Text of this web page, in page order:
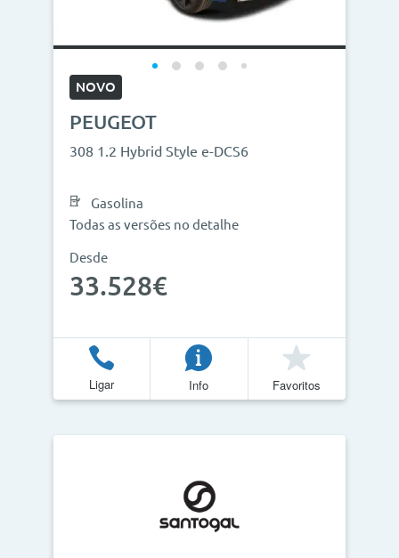
Campanha
NOVO
PEUGEOT
308 1.2 Hybrid Style e-DCS6
Gasolina
Todas as versões no detalhe
Desde
33.528€
Ligar Info Favoritos